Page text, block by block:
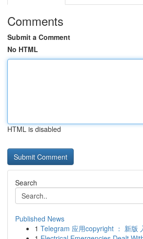
Comments
Submit a Comment
No HTML
HTML is disabled
Search
Published News
1 Telegram 应用copyright ： 新版